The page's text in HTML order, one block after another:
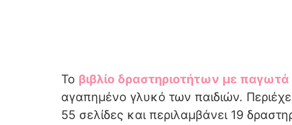
Το βιβλίο δραστηριοτήτων με παγωτά
αγαπημένο γλυκό των παιδιών.
55 σελίδες και περιλαμβάνει 19